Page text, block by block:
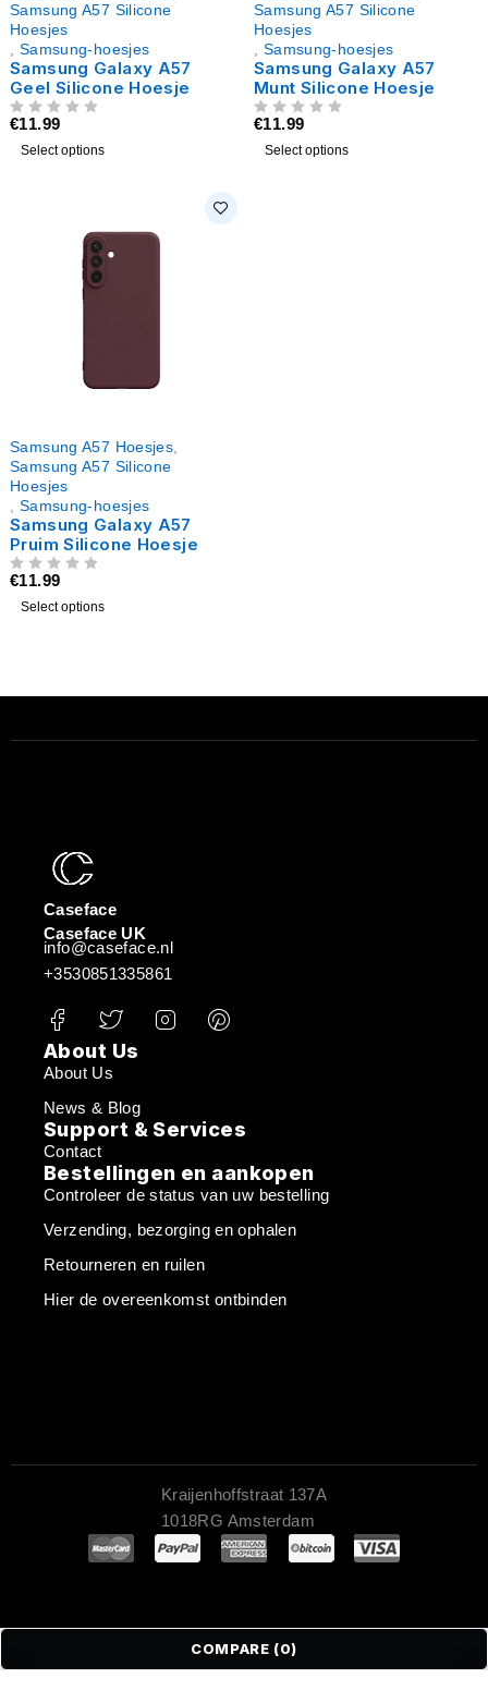
Samsung A57 Silicone
Hoesjes
Samsung-hoesjes
Samsung Galaxy A57
Geel Silicone Hoesje
€11.99
Select options
Samsung A57 Silicone
Hoesjes
Samsung-hoesjes
Samsung Galaxy A57
Munt Silicone Hoesje
€11.99
Select options
Samsung A57 Hoesjes
Samsung A57 Silicone
Hoesjes
Samsung-hoesjes
Samsung Galaxy A57
Pruim Silicone Hoesje
€11.99
Select options
Caseface
Caseface UK
info@caseface.nl
+3530851335861
About Us
About Us
News & Blog
Support & Services
Contact
Bestellingen en aankopen
Controleer de status van uw bestelling
Verzending, bezorging en ophalen
Retourneren en ruilen
Hier de overeenkomst ontbinden
Kraijenhoffstraat 137A
1018RG Amsterdam
COMPARE (0)